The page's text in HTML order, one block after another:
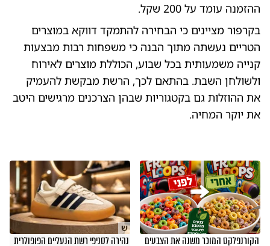
ההזמנה עומד על 200 שקל.
בקרפור מציינים כי הבחירה להתמקד דווקא במוצרים
הטריים נעשתה מתוך הבנה כי משפחות רבות מבצעות
קנייה משמעותית בכל שבוע, הכוללת מוצרים לאירוח
ולשולחן השבת. בהתאם לכך, הרשת מבקשת להעמיק
את ההוזלות גם בקטגוריות שבהן הצרכנים מרגישים היטב
את יוקר המחיה.
הקורנפלקס המוכר משנה את הצבעים
ש
נהירה לסניפי רשת הנעליים הפופולרית